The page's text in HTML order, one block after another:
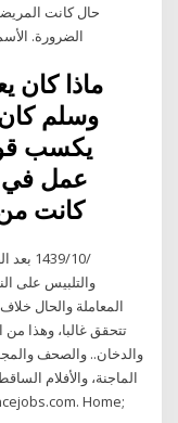
حال كانت
الضرورة.
ماذا كان
وسلم
يكسب
عمل في
كانت
والتلبيس على
المعاملة والحال
تتحقق غالبا، وهذا
والدخان.. والصحف
الماجنة، والأفلام